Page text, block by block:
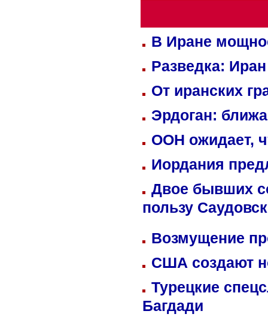
В Иране
Разведка:
От иранских
Эрдоган:
ООН ожидает,
Иордания
Двое бывших
пользу
Возмущение
США создают
Турецкие
Багдади